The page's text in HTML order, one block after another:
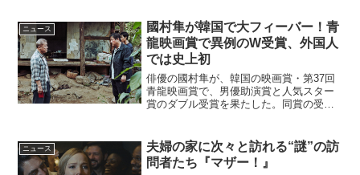
た」 ボーダー柄のこだわりも語る：映
画.com本作は楳図...
ニュース
國村隼が韓国で大フィーバー！青
龍映画賞で異例のW受賞、外国人
では史上初
俳優の國村隼が、韓国の映画賞・第37回
青龍映画賞で、男優助演賞と人気スター
賞のダブル受賞を果たした。同賞の受賞
國村隼が青龍映画賞で異例のW受賞
(C)2016 TWENT...
ニュース
夫婦の家に次々と訪れる“謎”の訪
問者たち『マザー！』